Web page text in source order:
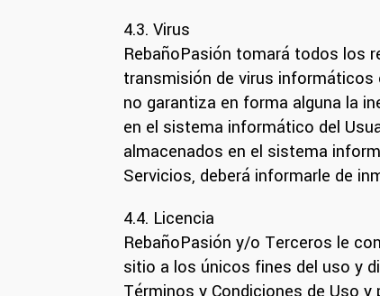
4.3. Virus
RebañoPasión tomará todos los
transmisión de virus informáticos
no garantiza en forma alguna la
en el sistema informático del
almacenados en el sistema
Servicios, deberá informarle de
4.4. Licencia
RebañoPasión y/o Terceros le
sitio a los únicos fines del uso y